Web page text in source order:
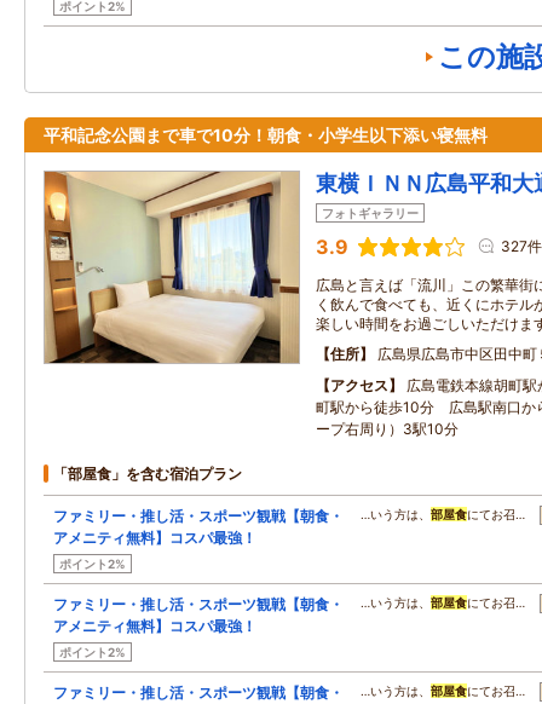
ポイント2%
この施
平和記念公園まで車で10分！朝食・小学生以下添い寝無料
東横ＩＮＮ広島平和大
フォトギャラリー
3.9 327件
広島と言えば「流川」この繁華街
く飲んで食べても、近くにホテル
楽しい時間をお過ごしいただけま
住所
広島県広島市中区田中町
アクセス
広島電鉄本線胡町
町駅から徒歩10分 広島駅南口か
ープ右周り）3駅10分
「部屋食」を含む宿泊プラン
ファミリー・推し活・スポーツ観戦【朝食・
アメニティ無料】コスパ最強！
ポイント2%
…いう方は、 部屋食にてお召…
ファミリー・推し活・スポーツ観戦【朝食・
アメニティ無料】コスパ最強！
ポイント2%
…いう方は、 部屋食にてお召…
ファミリー・推し活・スポーツ観戦【朝食・
…いう方は、 部屋食にてお召…